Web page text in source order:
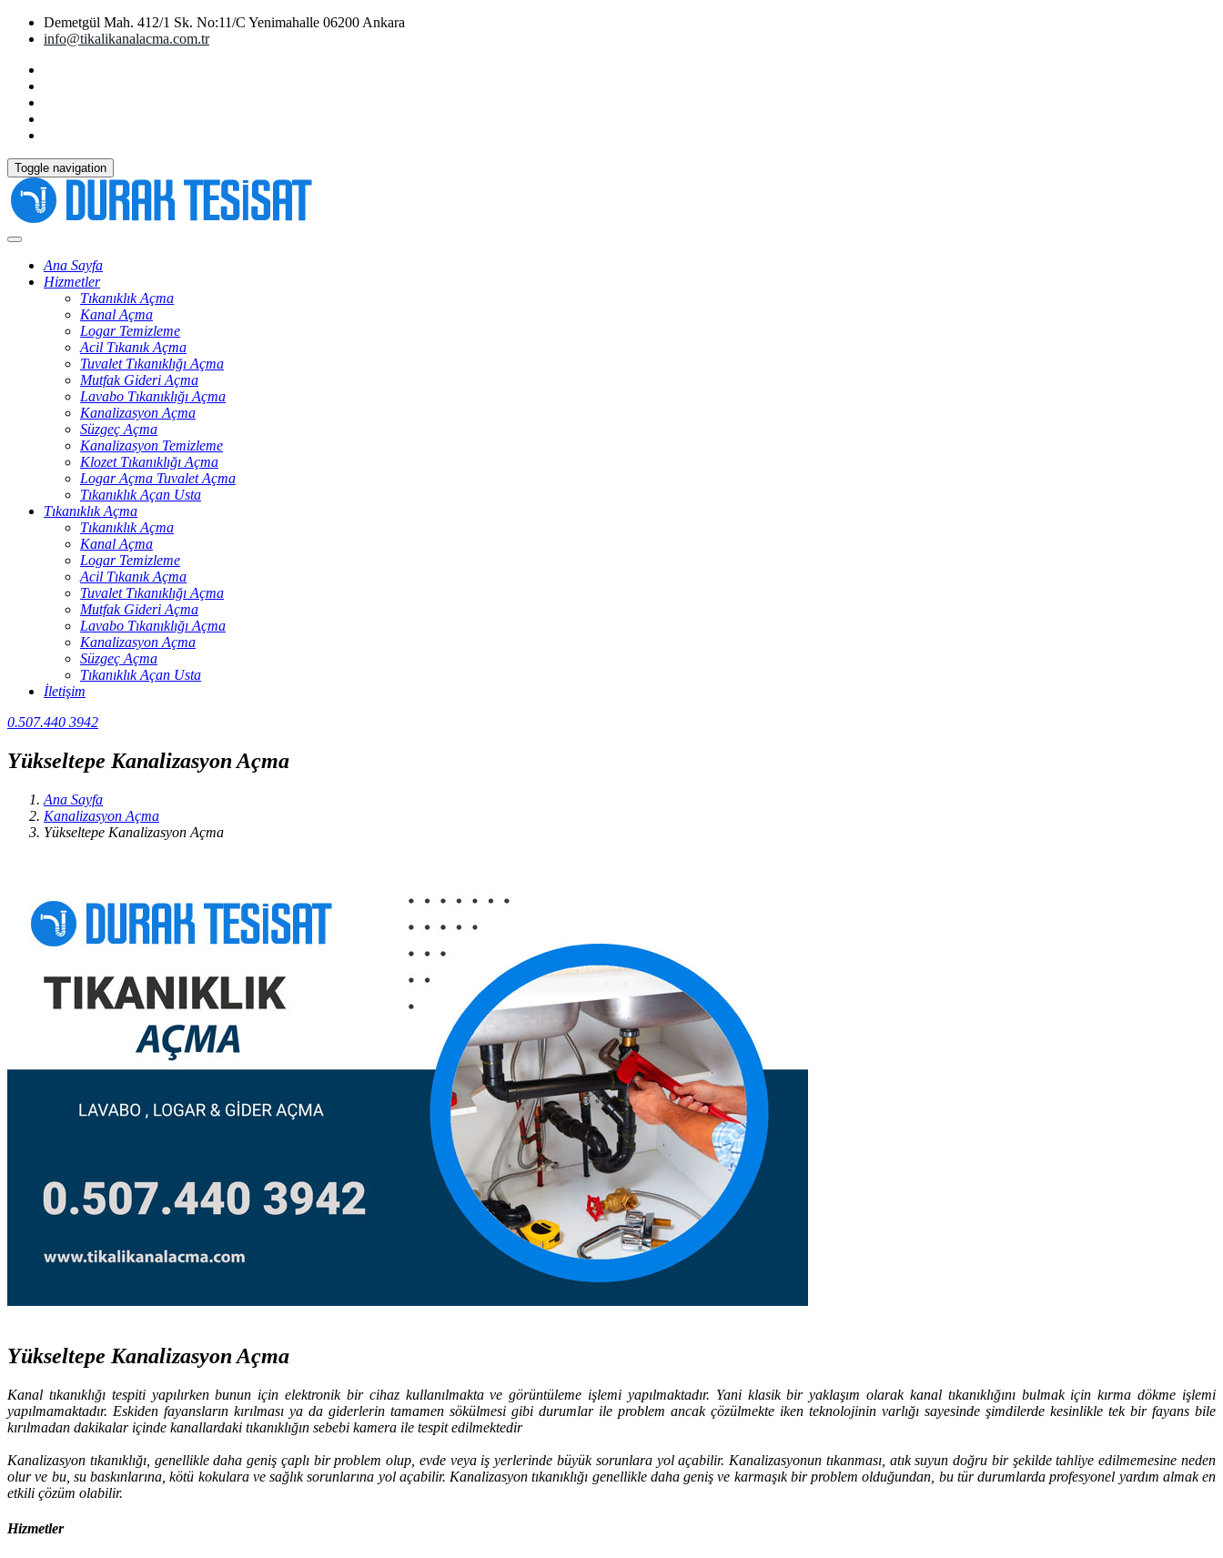
Demetgül Mah. 412/1 Sk. No:11/C Yenimahalle 06200 Ankara
info@tikalikanalacma.com.tr
Toggle navigation
Ana Sayfa
Hizmetler
Tıkanıklık Açma
Kanal Açma
Logar Temizleme
Acil Tıkanık Açma
Tuvalet Tıkanıklığı Açma
Mutfak Gideri Açma
Lavabo Tıkanıklığı Açma
Kanalizasyon Açma
Süzgeç Açma
Kanalizasyon Temizleme
Klozet Tıkanıklığı Açma
Logar Açma Tuvalet Açma
Tıkanıklık Açan Usta
Tıkanıklık Açma
Tıkanıklık Açma
Kanal Açma
Logar Temizleme
Acil Tıkanık Açma
Tuvalet Tıkanıklığı Açma
Mutfak Gideri Açma
Lavabo Tıkanıklığı Açma
Kanalizasyon Açma
Süzgeç Açma
Tıkanıklık Açan Usta
İletişim
0.507.440 3942
Yükseltepe Kanalizasyon Açma
Ana Sayfa
Kanalizasyon Açma
Yükseltepe Kanalizasyon Açma
Yükseltepe Kanalizasyon Açma
Kanal tıkanıklığı tespiti yapılırken bunun için elektronik bir cihaz kullanılmakta ve görüntüleme işlemi yapılmaktadır. Yani klasik bir yaklaşım olarak kanal tıkanıklığını bulmak için kırma dökme işlemi
yapılmamaktadır. Eskiden fayansların kırılması ya da giderlerin tamamen sökülmesi gibi durumlar ile problem ancak çözülmekte iken teknolojinin varlığı sayesinde şimdilerde kesinlikle tek bir fayans bile
kırılmadan dakikalar içinde kanallardaki tıkanıklığın sebebi kamera ile tespit edilmektedir
Kanalizasyon tıkanıklığı, genellikle daha geniş çaplı bir problem olup, evde veya iş yerlerinde büyük sorunlara yol açabilir. Kanalizasyonun tıkanması, atık suyun doğru bir şekilde tahliye edilmemesine neden
olur ve bu, su baskınlarına, kötü kokulara ve sağlık sorunlarına yol açabilir. Kanalizasyon tıkanıklığı genellikle daha geniş ve karmaşık bir problem olduğundan, bu tür durumlarda profesyonel yardım almak en
etkili çözüm olabilir.
Hizmetler